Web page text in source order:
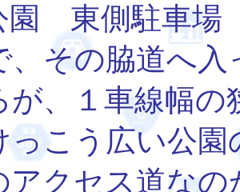
園 東側駐車
、その脇道へ入
、１車線幅の
っこう広い公
アクセス道な